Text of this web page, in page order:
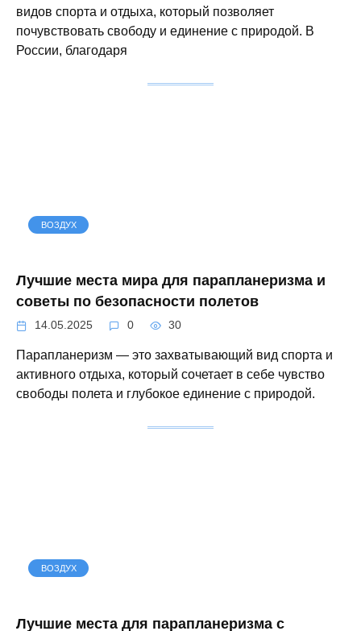
видов спорта и отдыха, который позволяет
почувствовать свободу и единение с природой. В
России, благодаря
ВОЗДУХ
Лучшие места мира для парапланеризма и
советы по безопасности полетов
14.05.2025 0 30
Парапланеризм — это захватывающий вид спорта и
активного отдыха, который сочетает в себе чувство
свободы полета и глубокое единение с природой.
ВОЗДУХ
Лучшие места для парапланеризма с